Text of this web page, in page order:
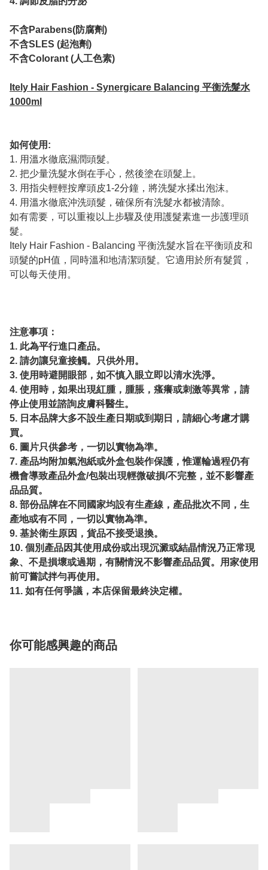
不含Parabens(防腐劑)
不含SLES (起泡劑)
不含Colorant (人工色素)
Itely Hair Fashion - Synergicare Balancing 平衡洗髮水
1000ml
如何使用:
1. 用溫水徹底濕潤頭髮。
2. 把少量洗髮水倒在手心，然後塗在頭髮上。
3. 用指尖輕輕按摩頭皮1-2分鐘，將洗髮水揉出泡沫。
4. 用溫水徹底沖洗頭髮，確保所有洗髮水都被清除。
如有需要，可以重複以上步驟及使用護髮素進一步護理頭
髮。
Itely Hair Fashion - Balancing 平衡洗髮水旨在平衡頭皮和
頭髮的pH值，同時溫和地清潔頭髮。它適用於所有髮質，
可以每天使用。
注意事項：
1. 此為平行進口產品。
2. 請勿讓兒童接觸。只供外用。
3. 使用時避開眼部，如不慎入眼立即以清水洗淨。
4. 使用時，如果出現紅腫，腫脹，瘙癢或刺激等異常，請
停止使用並諮詢皮膚科醫生。
5. 日本品牌大多不設生產日期或到期日，請細心考慮才購
買。
6. 圖片只供參考，一切以實物為準。
7. 產品均附加氣泡紙或外盒包裝作保護，惟運輪過程仍有
機會導致產品外盒/包裝出現輕微破損/不完整，並不影響產
品品質。
8. 部份品牌在不同國家均設有生產線，產品批次不同，生
產地或有不同，一切以實物為準。
9. 基於衛生原因，貨品不接受退換。
10. 個別產品因其使用成份或出現沉澱或結晶情況乃正常現
象、不是損壞或過期，有關情況不影響產品品質。用家使用
前可嘗試拌勻再使用。
11. 如有任何爭議，本店保留最終決定權。
你可能感興趣的商品